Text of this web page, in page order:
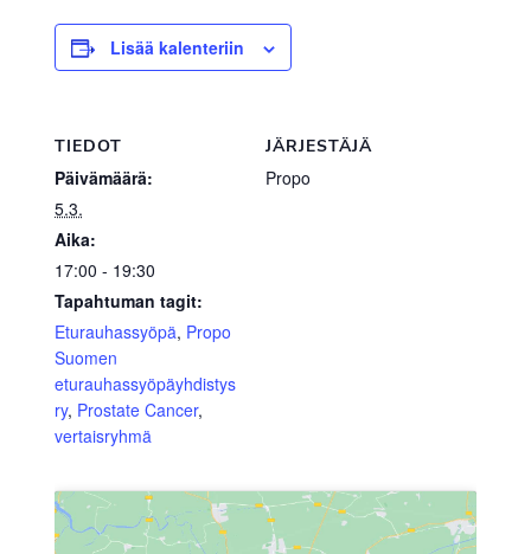
Lisää kalenteriin
TIEDOT
Päivämäärä:
5.3.
Aika:
17:00 - 19:30
Tapahtuman tagit:
Eturauhassyöpä, Propo
Suomen
eturauhassyöpäyhdistys
ry, Prostate Cancer,
vertaisryhmä
JÄRJESTÄJÄ
Propo